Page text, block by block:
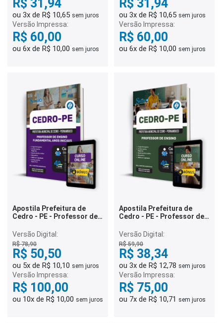
R$ 31,94
ou 3x de R$ 10,65 sem juros
Versão Impressa:
R$ 60,00
ou 6x de R$ 10,00 sem juros
R$ 31,94
ou 3x de R$ 10,65 sem juros
Versão Impressa:
R$ 60,00
ou 6x de R$ 10,00 sem juros
Apostila Prefeitura de
Cedro - PE - Professor de
Iniciais
Versão Digital:
R$ 78,90
R$ 50,50
ou 5x de R$ 10,10 sem juros
Versão Impressa:
R$ 100,00
ou 10x de R$ 10,00 sem juros
Apostila Prefeitura de
Cedro - PE - Professor de
as Especialidades
Versão Digital:
R$ 59,90
R$ 38,34
ou 3x de R$ 12,78 sem juros
Versão Impressa:
R$ 75,00
ou 7x de R$ 10,71 sem juros